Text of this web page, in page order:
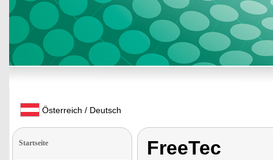
Österreich / Deutsch
Startseite FreeTec